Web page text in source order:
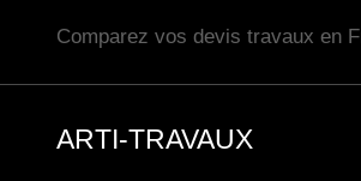
Comparez vos devis travaux en
ARTI-TRAVAUX